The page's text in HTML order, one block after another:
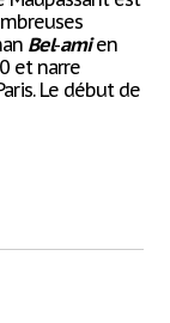
Bel-amien
et narre
Le début de